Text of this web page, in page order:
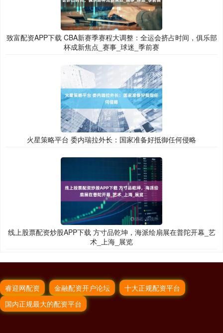
致富配资APP下载 CBA新赛季赛程大调整：全运会挤占时间，俱乐部
杯成新焦点_赛事_球迷_季前赛
火星策略平台 委内瑞拉外长：国家准备好抵御任何侵略
线上股票配资炒股APP下载 方寸品乾坤，海派绘扇展在普陀开幕_艺
术_上海_展览
睿迎网配资 金融配资开户论坛
十大正规配资平台
国内正规最大的配资平台